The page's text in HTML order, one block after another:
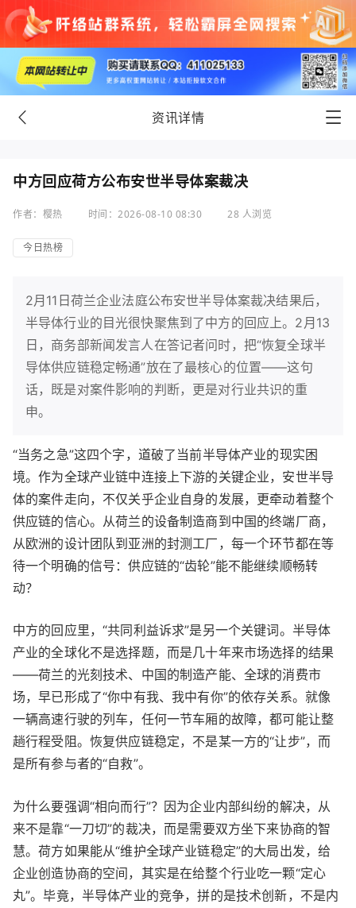
资讯详情
中方回应荷方公布安世半导体案裁决
作者：樱热 时间：2026-08-10 08:30 28 人浏览
今日热榜
2月11日荷兰企业法庭公布安世半导体案裁决结果后，
半导体行业的目光很快聚焦到了中方的回应上。2月13
日，商务部新闻发言人在答记者问时，把“恢复全球半
导体供应链稳定畅通”放在了最核心的位置——这句
话，既是对案件影响的判断，更是对行业共识的重
申。
“当务之急”这四个字，道破了当前半导体产业的现实困
境。作为全球产业链中连接上下游的关键企业，安世半导
体的案件走向，不仅关乎企业自身的发展，更牵动着整个
供应链的信心。从荷兰的设备制造商到中国的终端厂商，
从欧洲的设计团队到亚洲的封测工厂，每一个环节都在等
待一个明确的信号：供应链的“齿轮”能不能继续顺畅转
动？
中方的回应里，“共同利益诉求”是另一个关键词。半导体
产业的全球化不是选择题，而是几十年来市场选择的结果
——荷兰的光刻技术、中国的制造产能、全球的消费市
场，早已形成了“你中有我、我中有你”的依存关系。就像
一辆高速行驶的列车，任何一节车厢的故障，都可能让整
趟行程受阻。恢复供应链稳定，不是某一方的“让步”，而
是所有参与者的“自救”。
为什么要强调“相向而行”？因为企业内部纠纷的解决，从
来不是靠“一刀切”的裁决，而是需要双方坐下来协商的智
慧。荷方如果能从“维护全球产业链稳定”的大局出发，给
企业创造协商的空间，其实是在给整个行业吃一颗“定心
丸”。毕竟，半导体产业的竞争，拼的是技术创新，不是内